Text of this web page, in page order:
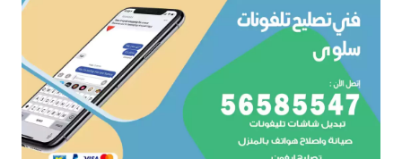
تعليقات